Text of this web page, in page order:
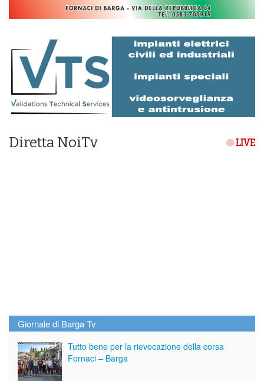
Diretta NoiTv LIVE
Giornale di Barga Tv
Tutto bene per la rievocazione della corsa
Fornaci – Barga